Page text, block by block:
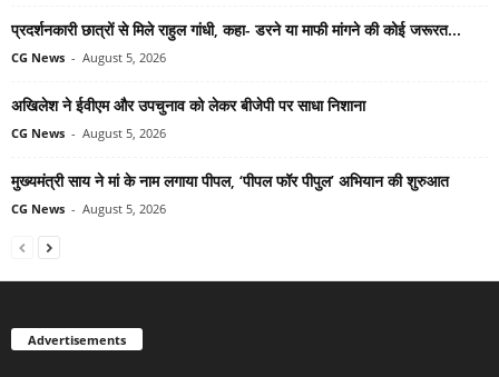
प्रदर्शनकारी छात्रों से मिले राहुल गांधी, कहा- डरने या माफी मांगने की कोई जरूरत...
CG News - August 5, 2026
अखिलेश ने ईवीएम और उपचुनाव को लेकर बीजेपी पर साधा निशाना
CG News - August 5, 2026
मुख्यमंत्री साय ने मां के नाम लगाया पीपल, ‘पीपल फॉर पीपुल’ अभियान की शुरुआत
CG News - August 5, 2026
Advertisements